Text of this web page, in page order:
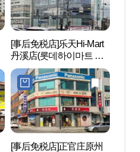
[事后免税店]乐天Hi-Mart
丹溪店(롯데하이마트 단
계점)
[事后免税店]正官庄原州